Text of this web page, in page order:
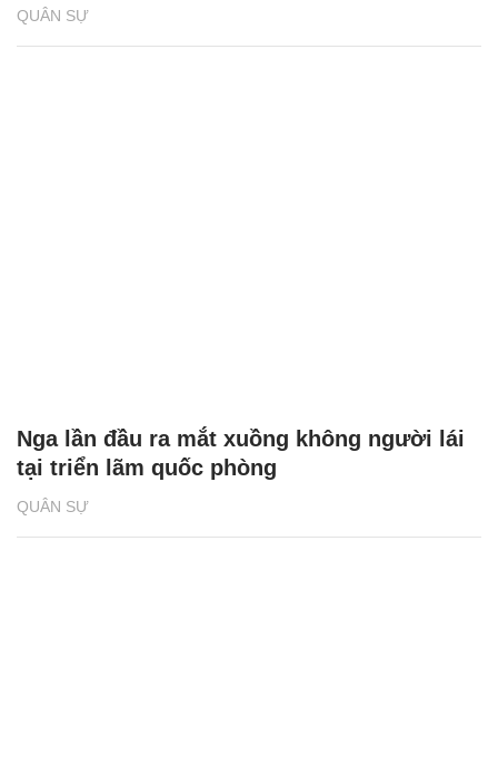
QUÂN SỰ
QUÂN SỰ
Nga lần đầu ra mắt xuồng không người lái
tại triển lãm quốc phòng